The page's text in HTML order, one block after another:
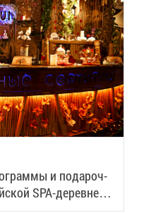
и по­да­роч­
SPA-де­ревне